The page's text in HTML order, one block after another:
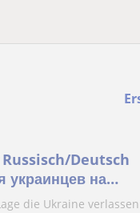
Deutsch
украинцев на
die Ukraine